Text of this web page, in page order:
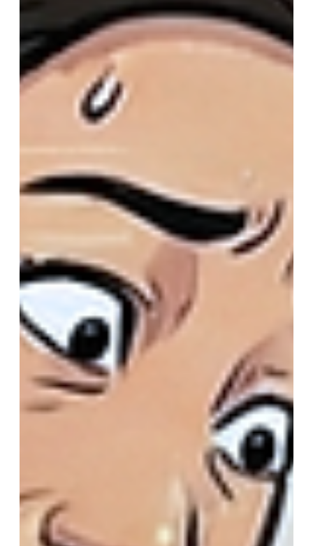
期，前台、后厨、收银能不能跟得上？ 流量来了，接得
住才是生意。 来自世界各地的顾客，用 uLiteAI 接住每
一通电话 世界杯期间，来到美国的游客来自不同国家和
地区。不同语言、不同口音、不同点餐习惯，都会给商
家带来更多服务压力。对于餐厅来说，高峰期最怕电话
响个不停却没人接。前台忙着招呼客人，后厨忙着出
餐，电话一响再响，错过的可能就是一笔订单。 这时
候，uLiteAI 可以成为商家的智能电话助手。 uLiteAI
见问题、减少漏接电话，并在繁忙时段同时应对更多来
电需求。...